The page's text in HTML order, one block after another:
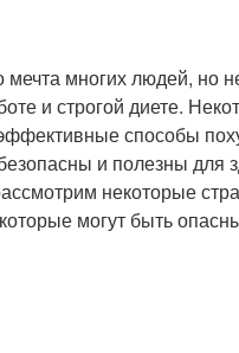
мечта многих людей, но
и строгой диете.
способы
и полезны для
некоторые
могут быть